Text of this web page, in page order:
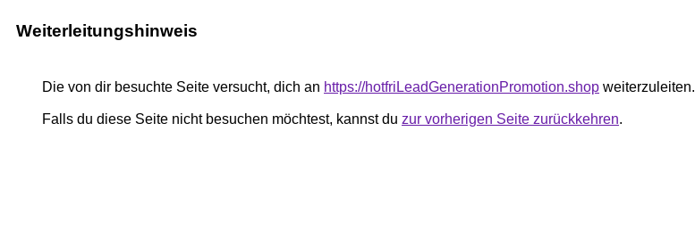
Weiterleitungshinweis
Die von dir besuchte Seite versucht, dich an https://hotfriLeadGenerationPromotion.shop weiterzuleiten.
Falls du diese Seite nicht besuchen möchtest, kannst du zur vorherigen Seite zurückkehren.